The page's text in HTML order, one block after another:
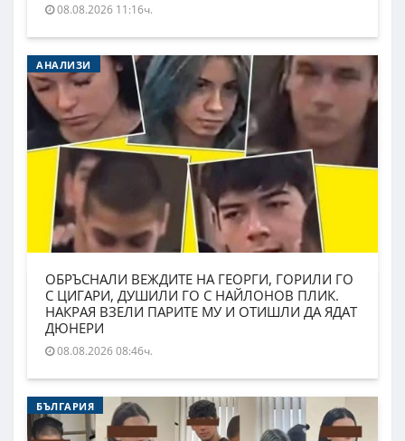
08.08.2026 11:16ч.
АНАЛИЗИ
ОБРЪСНАЛИ ВЕЖДИТЕ НА ГЕОРГИ, ГОРИЛИ ГО
С ЦИГАРИ, ДУШИЛИ ГО С НАЙЛОНОВ ПЛИК.
НАКРАЯ ВЗЕЛИ ПАРИТЕ МУ И ОТИШЛИ ДА ЯДАТ
ДЮНЕРИ
08.08.2026 08:46ч.
БЪЛГАРИЯ